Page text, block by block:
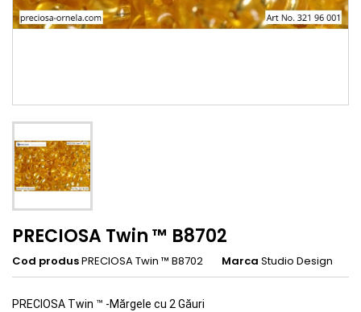
PRECIOSA Twin ™ B8702
Cod produsPRECIOSA Twin ™ B8702 Marca Studio Design
PRECIOSA Twin ™ -Mărgele cu 2 Găuri